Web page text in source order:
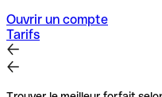
Ouvrir un compte
Tarifs